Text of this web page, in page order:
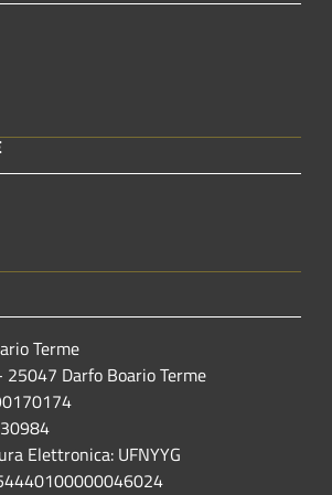
Terme
25047 Darfo Boario Terme
Elettronica: UFNYYG